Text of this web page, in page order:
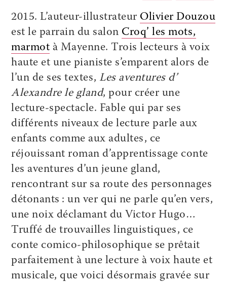
2015. L’auteur-illustrateur Olivier Douzou
est le parrain du salon Croq’ les mots,
marmot à Mayenne. Trois lecteurs à voix
haute et une pianiste s’emparent alors de
l’un de ses textes, Les aventures d’
Alexandre le gland, pour créer une
lecture-spectacle. Fable qui par ses
différents niveaux de lecture parle aux
enfants comme aux adultes, ce
réjouissant roman d’apprentissage conte
les aventures d’un jeune gland,
rencontrant sur sa route des personnages
détonants : un ver qui ne parle qu’en vers,
une noix déclamant du Victor Hugo…
Truffé de trouvailles linguistiques, ce
conte comico-philosophique se prêtait
parfaitement à une lecture à voix haute et
musicale, que voici désormais gravée sur